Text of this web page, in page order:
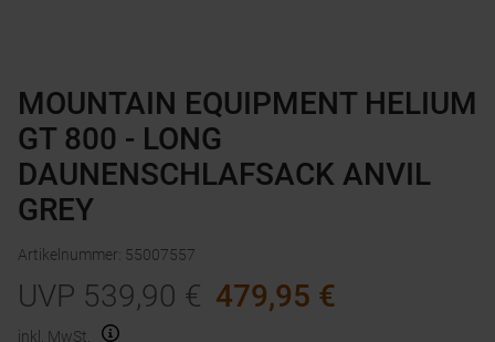
MOUNTAIN EQUIPMENT HELIUM
GT 800 - LONG
DAUNENSCHLAFSACK ANVIL
GREY
Artikelnummer: 55007557
UVP 539,90 € 479,95 €
inkl. MwSt.